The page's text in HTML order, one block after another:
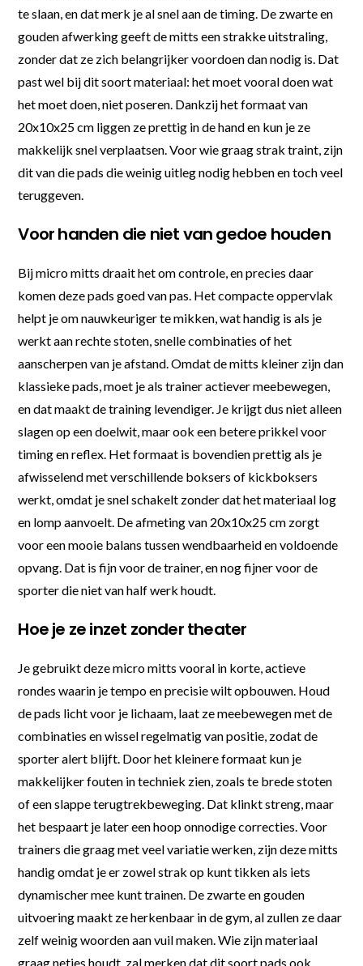
te slaan, en dat merk je al snel aan de timing. De zwarte en
gouden afwerking geeft de mitts een strakke uitstraling,
zonder dat ze zich belangrijker voordoen dan nodig is. Dat
past wel bij dit soort materiaal: het moet vooral doen wat
het moet doen, niet poseren. Dankzij het formaat van
20x10x25 cm liggen ze prettig in de hand en kun je ze
makkelijk snel verplaatsen. Voor wie graag strak traint, zijn
dit van die pads die weinig uitleg nodig hebben en toch veel
teruggeven.
Voor handen die niet van gedoe houden
Bij micro mitts draait het om controle, en precies daar
komen deze pads goed van pas. Het compacte oppervlak
helpt je om nauwkeuriger te mikken, wat handig is als je
werkt aan rechte stoten, snelle combinaties of het
aanscherpen van je afstand. Omdat de mitts kleiner zijn dan
klassieke pads, moet je als trainer actiever meebewegen,
en dat maakt de training levendiger. Je krijgt dus niet alleen
slagen op een doelwit, maar ook een betere prikkel voor
timing en reflex. Het formaat is bovendien prettig als je
afwisselend met verschillende boksers of kickboksers
werkt, omdat je snel schakelt zonder dat het materiaal log
en lomp aanvoelt. De afmeting van 20x10x25 cm zorgt
voor een mooie balans tussen wendbaarheid en voldoende
opvang. Dat is fijn voor de trainer, en nog fijner voor de
sporter die niet van half werk houdt.
Hoe je ze inzet zonder theater
Je gebruikt deze micro mitts vooral in korte, actieve
rondes waarin je tempo en precisie wilt opbouwen. Houd
de pads licht voor je lichaam, laat ze meebewegen met de
combinaties en wissel regelmatig van positie, zodat de
sporter alert blijft. Door het kleinere formaat kun je
makkelijker fouten in techniek zien, zoals te brede stoten
of een slappe terugtrekbeweging. Dat klinkt streng, maar
het bespaart je later een hoop onnodige correcties. Voor
trainers die graag met veel variatie werken, zijn deze mitts
handig omdat je er zowel strak op kunt tikken als iets
dynamischer mee kunt trainen. De zwarte en gouden
uitvoering maakt ze herkenbaar in de gym, al zullen ze daar
zelf weinig woorden aan vuil maken. Wie zijn materiaal
graag netjes houdt, zal merken dat dit soort pads ook